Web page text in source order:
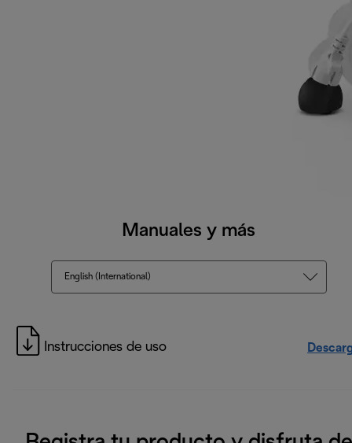
Manuales y más
English (International)
Instrucciones de uso